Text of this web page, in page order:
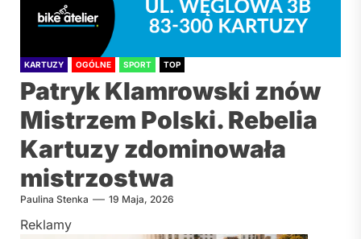
KARTUZY OGÓLNE SPORT TOP
Patryk Klamrowski znów
Mistrzem Polski. Rebelia
Kartuzy zdominowała
mistrzostwa
Paulina Stenka 19 Maja, 2026
Reklamy